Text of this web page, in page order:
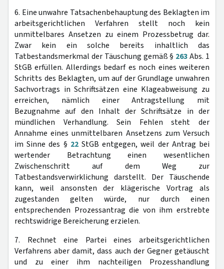
6. Eine unwahre Tatsachenbehauptung des Beklagten im
arbeitsgerichtlichen Verfahren stellt noch kein
unmittelbares Ansetzen zu einem Prozessbetrug dar.
Zwar kein ein solche bereits inhaltlich das
Tatbestandsmerkmal der Täuschung gemäß § 263Abs. 1
StGB erfüllen. Allerdings bedarf es noch eines weiteren
Schritts des Beklagten, um auf der Grundlage unwahren
Sachvortrags in Schriftsätzen eine Klageabweisung zu
erreichen, nämlich einer Antragstellung mit
Bezugnahme auf den Inhalt der Schriftsätze in der
mündlichen Verhandlung. Sein Fehlen steht der
Annahme eines unmittelbaren Ansetzens zum Versuch
im Sinne des § 22StGB entgegen, weil der Antrag bei
wertender Betrachtung einen wesentlichen
Zwischenschritt auf dem Weg zur
Tatbestandsverwirklichung darstellt. Der Täuschende
kann, weil ansonsten der klägerische Vortrag als
zugestanden gelten würde, nur durch einen
entsprechenden Prozessantrag die von ihm erstrebte
rechtswidrige Bereicherung erzielen.
7. Rechnet eine Partei eines arbeitsgerichtlichen
Verfahrens aber damit, dass auch der Gegner getäuscht
und zu einer ihm nachteiligen Prozesshandlung